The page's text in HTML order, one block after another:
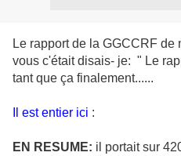
Le rapport de la GGCCRF
vous c'était disais- je: " Le
tant que ça finalement......
Il est entier ici :
EN RESUME: il portait sur